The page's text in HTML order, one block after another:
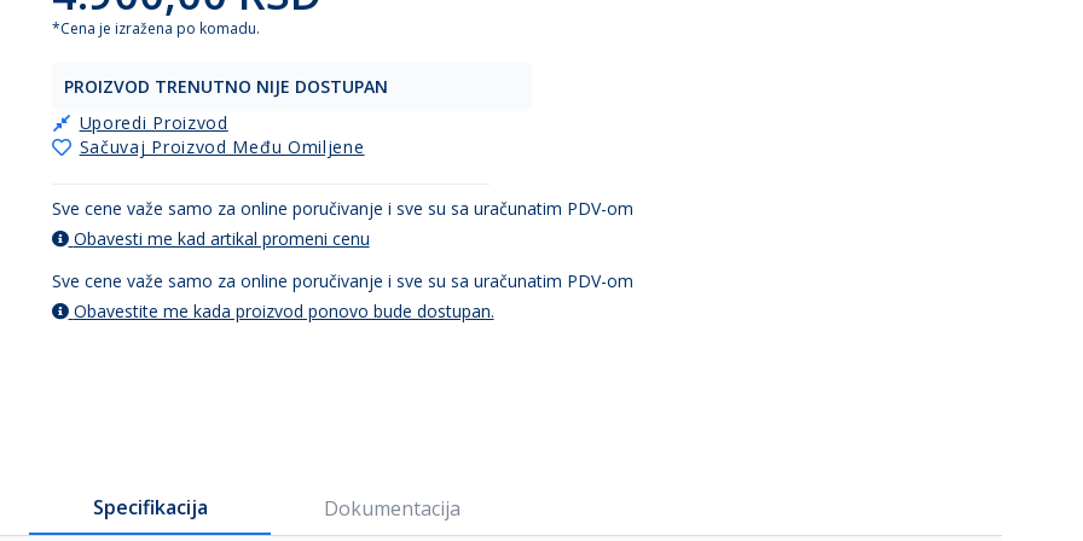
*Cena je izražena po komadu.
PROIZVOD TRENUTNO NIJE DOSTUPAN
Sačuvaj Proizvod Među Omiljene
Uporedi Proizvod
Sve cene važe samo za online poručivanje i sve su sa uračunatim PDV-om
Obavesti me kad artikal promeni cenu
Sve cene važe samo za online poručivanje i sve su sa uračunatim PDV-om
Obavestite me kada proizvod ponovo bude dostupan.
Specifikacija Dokumentacija